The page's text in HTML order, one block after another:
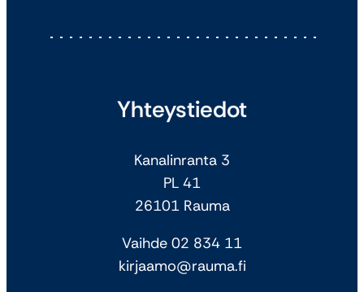
Yhteystiedot
Kanalinranta 3
PL 41
26101 Rauma
Vaihde 02 834 11
kirjaamo@rauma.fi